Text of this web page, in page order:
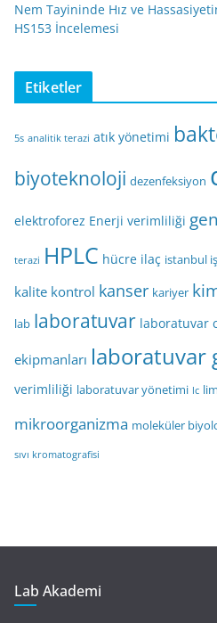
Nem Tayininde Hız ve
HS153 İncelemesi
Etiketler
5s analitik terazi atık yönetimi
biyoteknoloji dezenfeksiyon
elektroforez Enerji verimliliği gen
terazi HPLC hücre ilaç istanbul
kalite kontrol kanser kariyer
lab laboratuvar laboratuvar
ekipmanları laboratuvar
verimliliği laboratuvar yönetimi lc
mikroorganizma moleküler
sıvı kromatografisi
Lab Akademi